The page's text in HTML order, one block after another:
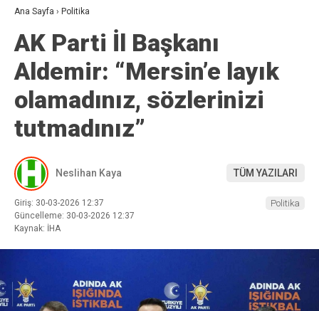
Ana Sayfa › Politika
AK Parti İl Başkanı
Aldemir: “Mersin’e layık
olamadınız, sözlerinizi
tutmadınız”
Neslihan Kaya TÜM YAZILARI
Giriş: 30-03-2026 12:37
Güncelleme: 30-03-2026 12:37
Kaynak: İHA
Politika